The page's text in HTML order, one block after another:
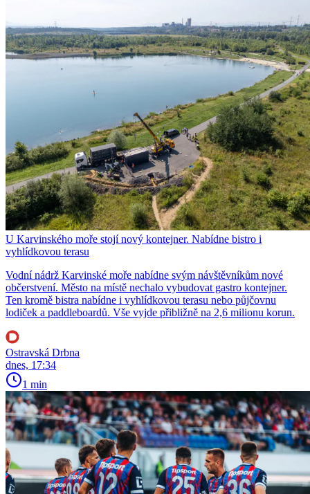
U Karvinského moře stojí nový kontejner. Nabídne bistro i
vyhlídkovou terasu
Vodní nádrž Karvinské moře nabídne svým návštěvníkům nové
občerstvení. Město na místě nechalo vybudovat gastro kontejner.
Ten kromě bistra nabídne i vyhlídkovou terasu nebo půjčovnu
lodiček a paddleboardů. Vše vyjde přibližně na 2,6 milionu korun.
Ostravská Drbna
dnes, 17:34
1 min